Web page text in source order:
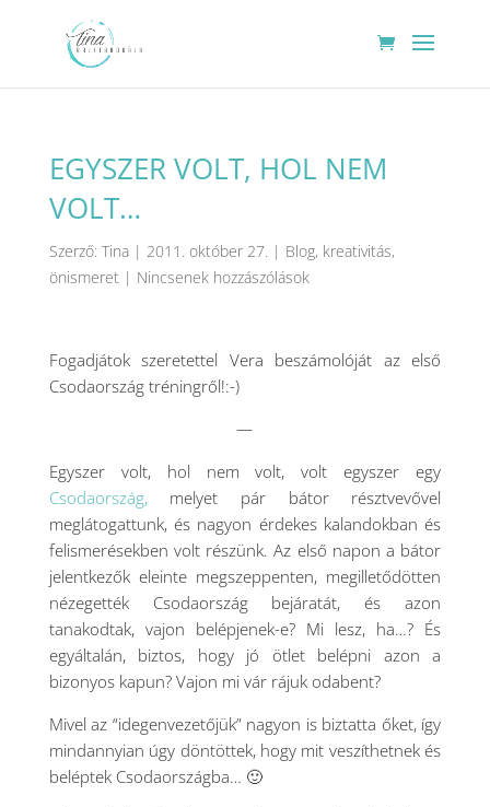
EGYSZER VOLT, HOL NEM
VOLT…
Szerző: Tina| 2011. október 27. | Blog, kreativitás,
önismeret| Nincsenek hozzászólások
Fogadjátok szeretettel Vera beszámolóját az első
Csodaország tréningről!:-)
—
Egyszer volt, hol nem volt, volt egyszer egy
Csodaország,melyet pár bátor résztvevővel
meglátogattunk, és nagyon érdekes kalandokban és
felismerésekben volt részünk. Az első napon a bátor
jelentkezők eleinte megszeppenten, megilletődötten
nézegették Csodaország bejáratát, és azon
tanakodtak, vajon belépjenek-e? Mi lesz, ha…? És
egyáltalán, biztos, hogy jó ötlet belépni azon a
bizonyos kapun? Vajon mi vár rájuk odabent?
Mivel az “idegenvezetőjük” nagyon is biztatta őket, így
mindannyian úgy döntöttek, hogy mit veszíthetnek és
beléptek Csodaországba… 🙂